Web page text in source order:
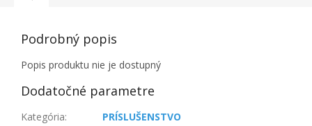
Podrobný popis
Popis produktu nie je dostupný
Dodatočné parametre
Kategória:
PRÍSLUŠENSTVO